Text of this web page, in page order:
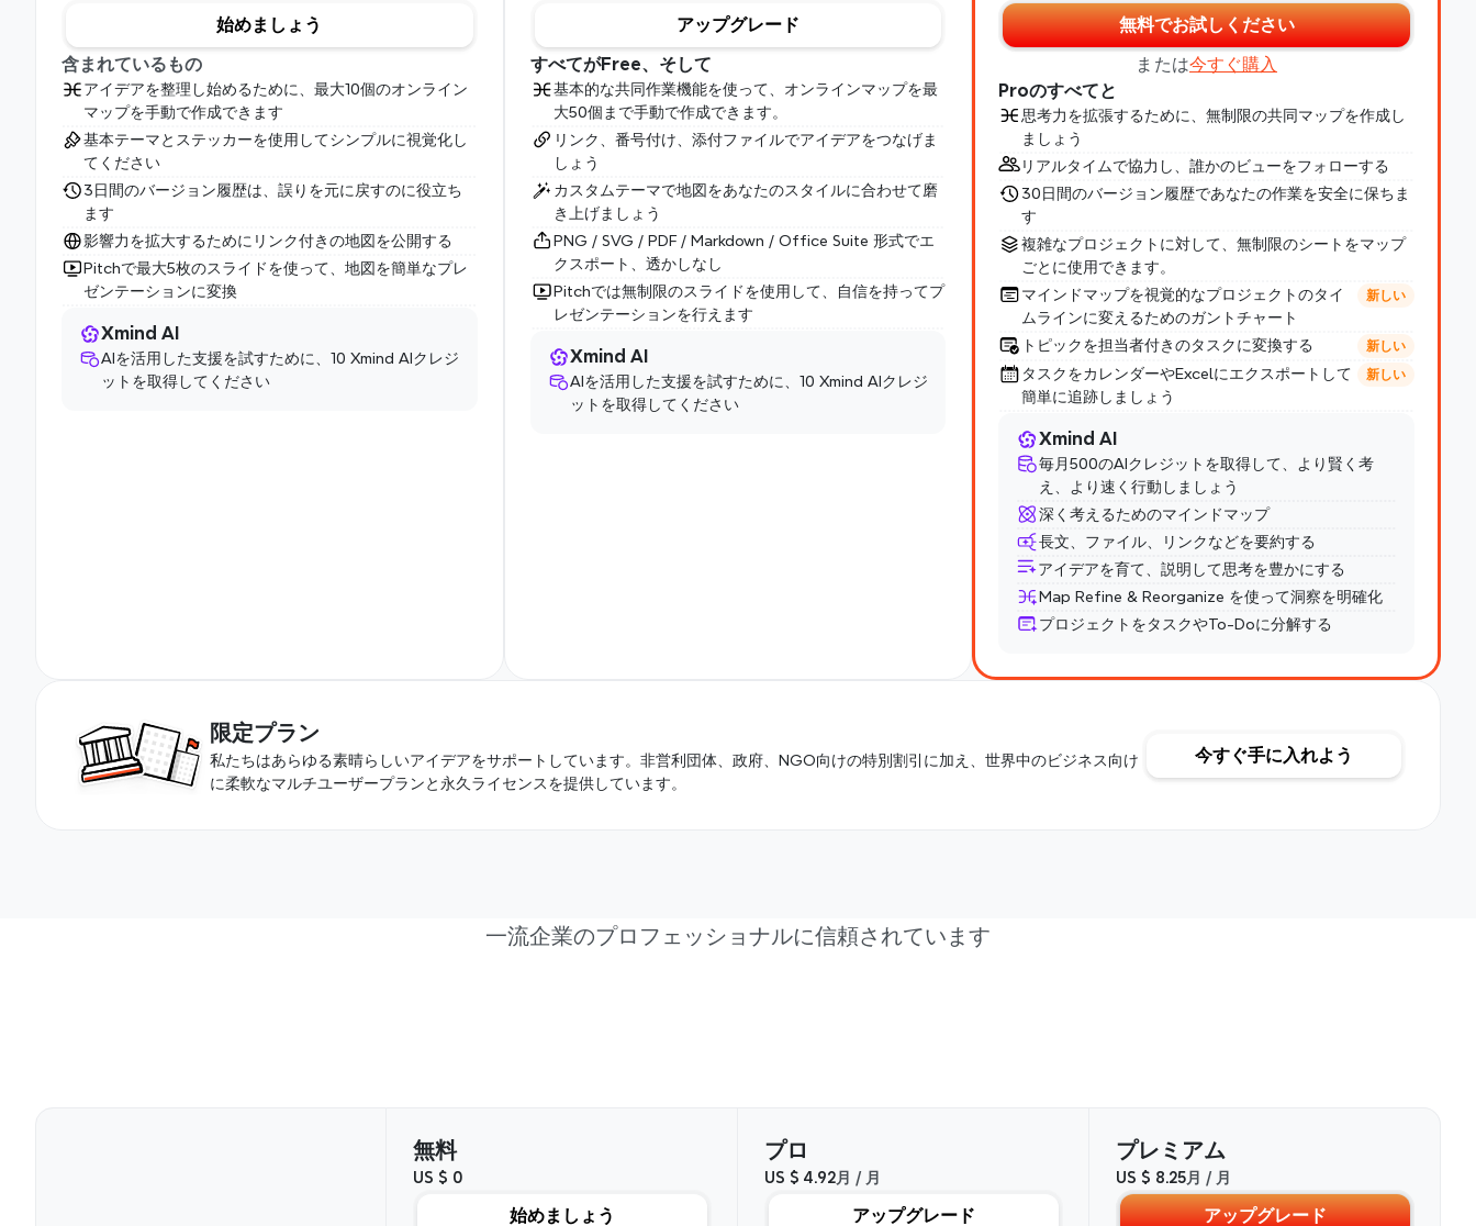
始めましょう
含まれているもの
アイデアを整理し始めるために、最大10個のオンライン
マップを手動で作成できます
基本テーマとステッカーを使用してシンプルに視覚化し
てください
3日間のバージョン履歴は、誤りを元に戻すのに役立ち
ます
影響力を拡大するためにリンク付きの地図を公開する
Pitchで最大5枚のスライドを使って、地図を簡単なプレ
ゼンテーションに変換
Xmind AI
AIを活用した支援を試すために、10 Xmind AIクレジ
ットを取得してください
アップグレード
すべてがFree、そして
基本的な共同作業機能を使って、オンラインマップを最
大50個まで手動で作成できます。
リンク、番号付け、添付ファイルでアイデアをつなげま
しょう
カスタムテーマで地図をあなたのスタイルに合わせて磨
き上げましょう
PNG / SVG / PDF / Markdown / Office Suite 形式でエ
クスポート、透かしなし
Pitchでは無制限のスライドを使用して、自信を持ってプ
レゼンテーションを行えます
Xmind AI
AIを活用した支援を試すために、10 Xmind AIクレジ
ットを取得してください
無料でお試しください
または今すぐ購入
Proのすべてと
思考力を拡張するために、無制限の共同マップを作成し
ましょう
リアルタイムで協力し、誰かのビューをフォローする
30日間のバージョン履歴であなたの作業を安全に保ちま
す
複雑なプロジェクトに対して、無制限のシートをマップ
ごとに使用できます。
マインドマップを視覚的なプロジェクトのタイ
ムラインに変えるためのガントチャート
新しい
トピックを担当者付きのタスクに変換する 新しい
タスクをカレンダーやExcelにエクスポートして
簡単に追跡しましょう
新しい
Xmind AI
毎月500のAIクレジットを取得して、より賢く考
え、より速く行動しましょう
深く考えるためのマインドマップ
長文、ファイル、リンクなどを要約する
アイデアを育て、説明して思考を豊かにする
Map Refine & Reorganize を使って洞察を明確化
プロジェクトをタスクやTo-Doに分解する
限定プラン
私たちはあらゆる素晴らしいアイデアをサポートしています。非営利団体、政府、NGO向けの特別割引に加え、世界中のビジネス向け
に柔軟なマルチユーザープランと永久ライセンスを提供しています。
今すぐ手に入れよう
一流企業のプロフェッショナルに信頼されています
無料
US $ 0
始めましょう
プロ
US $ 4.92 月 / 月
アップグレード
プレミアム
US $ 8.25 月 / 月
アップグレード